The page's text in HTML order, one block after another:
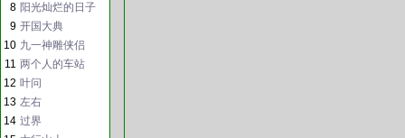
8 阳光灿烂的日子
9 开国大典
10 九一神雕侠侣
11 两个人的车站
12 叶问
13 左右
14 过界